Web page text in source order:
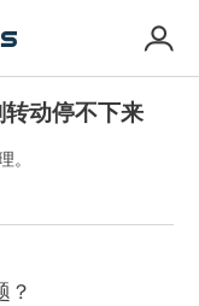
动停不下来
。
？